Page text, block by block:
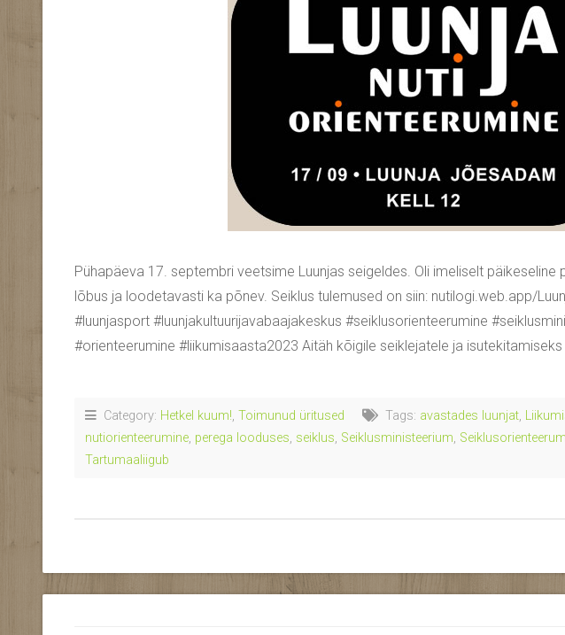
Pühapäeva 17. septembri veetsime Luunjas seigeldes. Oli imeliselt päikeseline
lõbus ja loodetavasti ka põnev. Seiklus tulemused on siin: nutilogi.web.app/
#luunjasport #luunjakultuurijavabaajakeskus #seiklusorienteerumine
#orienteerumine #liikumisaasta2023 Aitäh kõigile seiklejatele ja
Category: Hetkel kuum!, Toimunud üritused Tags: avastades luunjat,
nutiorienteerumine, perega looduses, seiklus, Seiklusministeerium,
Tartumaaliigub